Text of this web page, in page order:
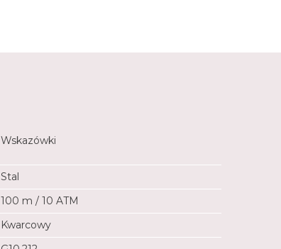
Wskazówki
Stal
100 m / 10 ATM
Kwarcowy